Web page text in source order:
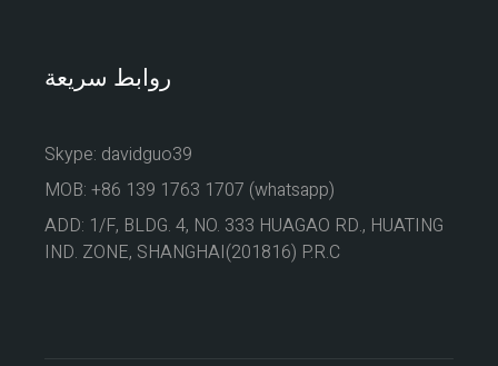
روابط سريعة
Skype: davidguo39
MOB: +86 139 1763 1707 (whatsapp)
ADD: 1/F, BLDG. 4, NO. 333 HUAGAO RD., HUATING
IND. ZONE, SHANGHAI(201816) P.R.C